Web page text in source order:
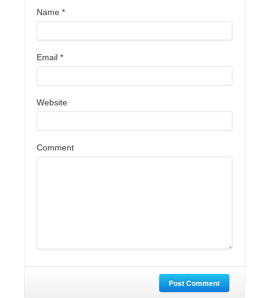
Name *
Email *
Website
Comment
Post Comment